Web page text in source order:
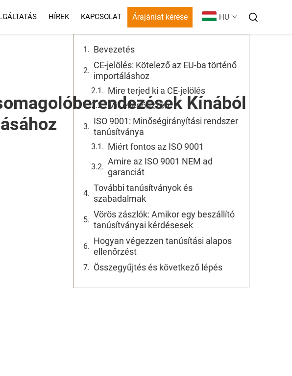
HÍREK KAPCSOLAT Árajánlat kérése HU
Kínából
Tartalomjegyzék
Bevezetés
CE-jelölés: Kötelező az EU-ba történő
importáláshoz
Mire terjed ki a CE-jelölés
Mit ellenőrizzen
ISO 9001: Minőségirányítási rendszer
tanúsítványa
Miért fontos az ISO 9001
Amire az ISO 9001 NEM ad
garanciát
További tanúsítványok és
szabadalmak
Vörös zászlók: Amikor egy beszállító
tanúsítványai kérdésesek
Hogyan végezzen tanúsítási alapos
ellenőrzést
Összegyűjtés és következő lépés